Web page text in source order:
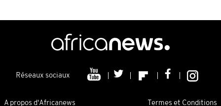
Réseaux sociaux
A propos d'Africanews Termes et Conditions